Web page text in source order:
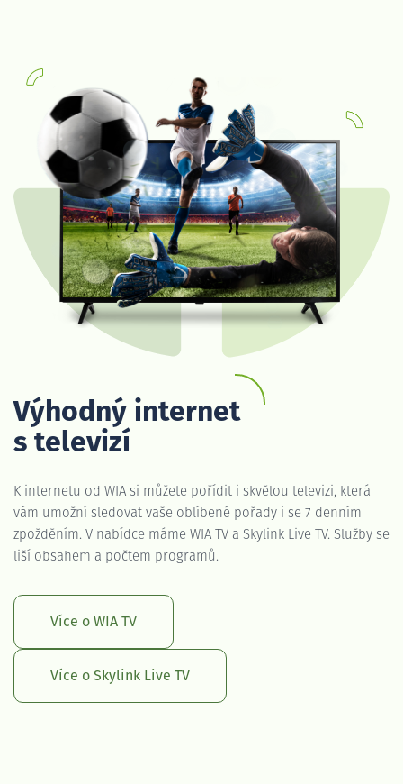
Výhodný internet
s televizí
K internetu od WIA si můžete pořídit i skvělou televizi, která
vám umožní sledovat vaše oblíbené pořady i se 7 denním
zpožděním. V nabídce máme WIA TV a Skylink Live TV. Služby se
liší obsahem a počtem programů.
Více o WIA TV
Více o Skylink Live TV